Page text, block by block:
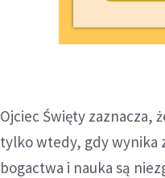
Ojciec Święty zaznacza,
tylko wtedy, gdy wynika
bogactwa i nauka są